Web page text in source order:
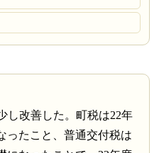
し改善した。町税は22年
ったこと、普通交付税は